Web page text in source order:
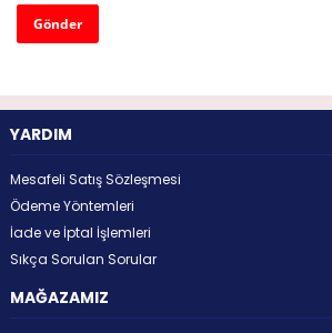
Gönder
YARDIM
Mesafeli Satış Sözleşmesi
Ödeme Yöntemleri
İade ve İptal İşlemleri
Sıkça Sorulan Sorular
MAĞAZAMIZ